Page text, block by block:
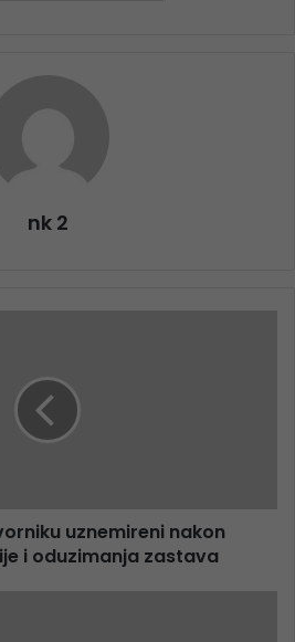
nk 2
uznemireni nakon
i oduzimanja zastava